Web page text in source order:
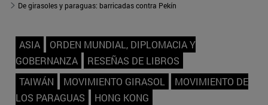
De girasoles y paraguas: barricadas contra Pekín
ASIA
ORDEN MUNDIAL, DIPLOMACIA Y
GOBERNANZA
RESEÑAS DE LIBROS
TAIWÁN
MOVIMIENTO GIRASOL
MOVIMIENTO DE
LOS PARAGUAS
HONG KONG